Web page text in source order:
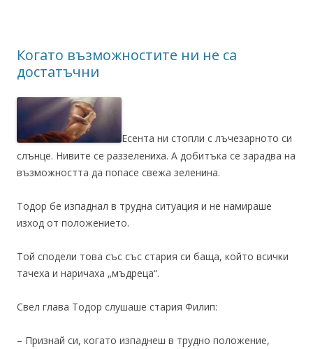
Когато възможностите ни не са
достатъчни
Есента ни стопли с лъчезарното си
слънце. Нивите се раззелениха. А добитъка се зарадва на
възможността да попасе свежа зеленина.
Тодор бе изпаднал в трудна ситуация и не намираше
изход от положението.
Той сподели това със със стария си баща, който всички
тачеха и наричаха „мъдреца“.
Свел глава Тодор слушаше стария Филип:
– Признай си, когато изпаднеш в трудно положение,